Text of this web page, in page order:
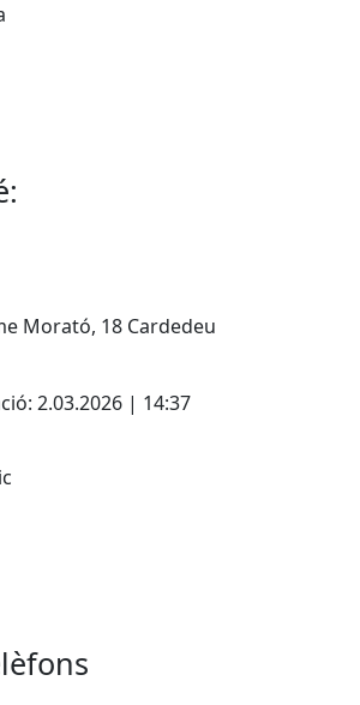
Morató, 18 Cardedeu
2.03.2026 | 14:37